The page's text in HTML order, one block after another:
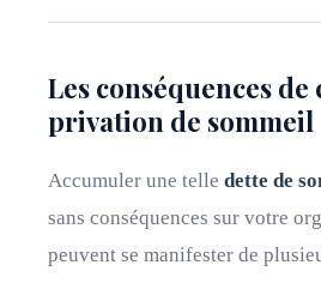
Les conséquences de
privation de sommeil
Accumuler une telle dette de
sans conséquences sur votre
peuvent se manifester de